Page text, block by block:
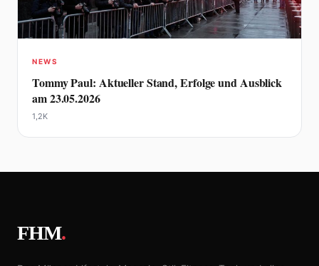
NEWS
Tommy Paul: Aktueller Stand, Erfolge und Ausblick
am 23.05.2026
1,2K
FHM.